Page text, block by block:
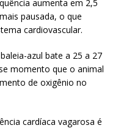
aumenta em 2,5
pausada, o que
cardiovascular.
azul bate a 25 a 27
momento que o animal
de oxigênio no
cardíaca vagarosa é